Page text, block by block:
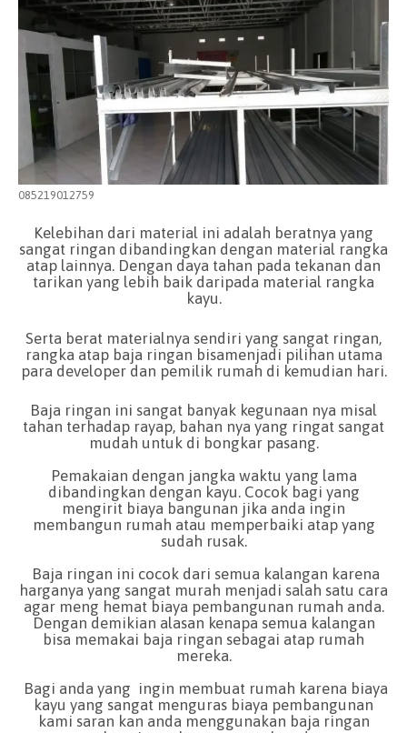
085219012759
Kelebihan dari material ini adalah beratnya yang
sangat ringan dibandingkan dengan material rangka
atap lainnya. Dengan daya tahan pada tekanan dan
tarikan yang lebih baik daripada material rangka
kayu.
Serta berat materialnya sendiri yang sangat ringan,
rangka atap baja ringan bisamenjadi pilihan utama
para developer dan pemilik rumah di kemudian hari.
Baja ringan ini sangat banyak kegunaan nya misal
tahan terhadap rayap, bahan nya yang ringat sangat
mudah untuk di bongkar pasang.
Pemakaian dengan jangka waktu yang lama
dibandingkan dengan kayu. Cocok bagi yang
mengirit biaya bangunan jika anda ingin
membangun rumah atau memperbaiki atap yang
sudah rusak.
Baja ringan ini cocok dari semua kalangan karena
harganya yang sangat murah menjadi salah satu cara
agar meng hemat biaya pembangunan rumah anda.
Dengan demikian alasan kenapa semua kalangan
bisa memakai baja ringan sebagai atap rumah
mereka.
Bagi anda yang ingin membuat rumah karena biaya
kayu yang sangat menguras biaya pembangunan
kami saran kan anda menggunakan baja ringan